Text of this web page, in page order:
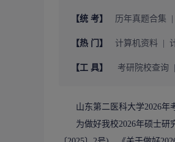
【统 考】 历年真题合集
【热 门】 计算机资料
【工 具】 考研院校查询
山东第二医科大学2026年
为做好我校2026年硕士研